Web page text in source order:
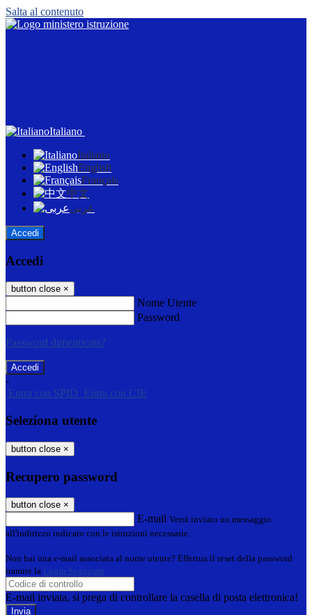
Salta al contenuto
Italiano
Italiano
English
Français
中文
عربى
Accedi
Accedi
button close ×
Nome Utente
Password
Password dimenticata?
-
Entra con SPID
Entra con CIE
Seleziona utente
button close ×
Recupero password
button close ×
E-mail Verrà inviato un messaggio
all'indirizzo indicato con le istruzioni necessarie.
Non hai una e-mail associata al nome utente? Effettua il reset della password
tramite la Login Spaggiari
E-mail inviata, si prega di controllare la casella di posta elettronica!